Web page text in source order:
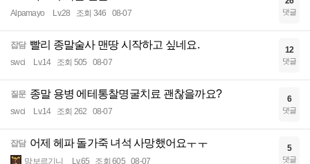
Alpamayo Lv.28 조회 346 08-07 댓글
잡담 빨리 종말술사 맨땅 시작하고 싶네요.
swci Lv.14 조회 505 08-07
12
댓글
질문 종말 용병 에테통찰명굴치료 괜찮을까요?
swci Lv.14 조회 262 08-07
6
댓글
잡담 어제 헤파 돌가죽 녀석 사망했어요ㅜㅜ
맘보르기니 Lv.65 조회 605 08-07
5
댓글